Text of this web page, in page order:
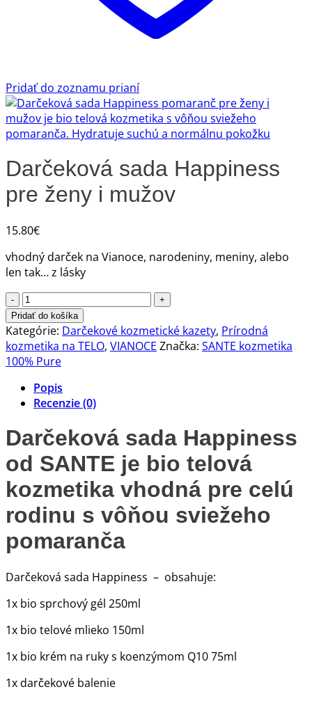
Pridať do zoznamu prianí
Darčeková sada Happiness
pre ženy i mužov
15.80€
vhodný darček na Vianoce, narodeniny, meniny, alebo
len tak… z lásky
množstvo
Darčeková
sada
Happiness
pre
i
mužov
Pridať do košíka
Kategórie: Darčekové kozmetické kazety, Prírodná
kozmetika na TELO, VIANOCE Značka: SANTE kozmetika
100% Pure
Popis
Recenzie (0)
Darčeková sada Happiness
od SANTE je bio telová
kozmetika vhodná pre celú
rodinu s vôňou sviežeho
pomaranča
Darčeková sada Happiness – obsahuje:
1x bio sprchový gél 250ml
1x bio telové mlieko 150ml
1x bio krém na ruky s koenzýmom Q10 75ml
1x darčekové balenie